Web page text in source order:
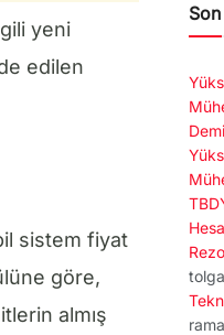
yeni
edilen
sistem fiyat
göre,
almış
tolga